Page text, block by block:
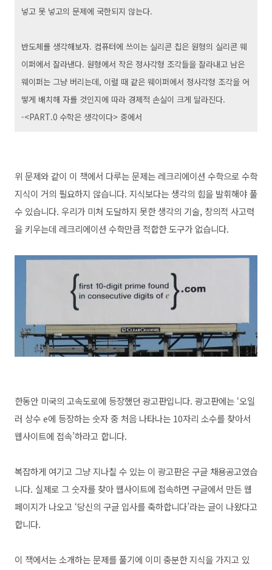
넣고 못 넣고의 문제에 국한되지 않는다.
반도체를 생각해보자. 컴퓨터에 쓰이는 실리콘 칩은 원형의 실리콘 웨
이퍼에서 잘라낸다. 원형에서 작은 정사각형 조각들을 잘라내고 남은
웨이퍼는 그냥 버리는데, 이럴 때 같은 웨이퍼에서 정사각형 조각을 어
떻게 배치해 자를 것인지에 따라 경제적 손실이 크게 달라진다.
-<PART.0 수학은 생각이다> 중에서
위 문제와 같이 이 책에서 다루는 문제는 레크리에이션 수학으로 수학
지식이 거의 필요하지 않습니다. 지식보다는 생각의 힘을 발휘해야 풀
수 있습니다. 우리가 미처 도달하지 못한 생각의 기술, 창의적 사고력
을 키우는데 레크리에이션 수학만큼 적합한 도구가 없습니다.
한동안 미국의 고속도로에 등장했던 광고판입니다. 광고판에는 ‘오일
러 상수 e에 등장하는 숫자 중 처음 나타나는 10자리 소수를 찾아서
웹사이트에 접속’하라고 합니다.
복잡하게 여기고 그냥 지나칠 수 있는 이 광고판은 구글 채용공고였습
니다. 실제로 그 숫자를 찾아 웹사이트에 접속하면 구글에서 만든 웹
페이지가 나오고 ‘당신의 구글 입사를 축하합니다’라는 글이 나왔다고
합니다.
이 책에서는 소개하는 문제를 풀기에 이미 충분한 지식을 가지고 있